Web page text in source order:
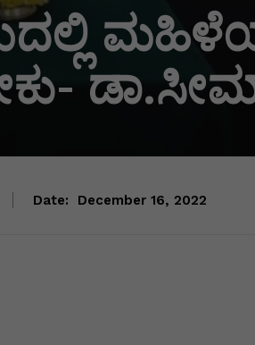
Date: December 16, 2022